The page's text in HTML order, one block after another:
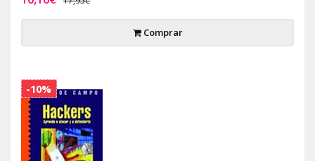
Comprar
-10%